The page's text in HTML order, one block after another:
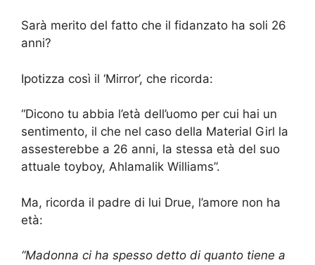
Sarà merito del fatto che il fidanzato ha soli 26
anni?
Ipotizza così il ‘Mirror’, che ricorda:
“Dicono tu abbia l’età dell’uomo per cui hai un
sentimento, il che nel caso della Material Girl la
assesterebbe a 26 anni, la stessa età del suo
attuale toyboy, Ahlamalik Williams”.
Ma, ricorda il padre di lui Drue, l’amore non ha
età:
“Madonna ci ha spesso detto di quanto tiene a